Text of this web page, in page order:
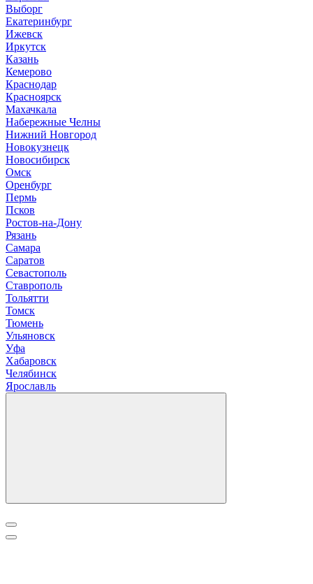
Выборг
Екатеринбург
Ижевск
Иркутск
Казань
Кемерово
Краснодар
Красноярск
Махачкала
Набережные Челны
Нижний Новгород
Новокузнецк
Новосибирск
Омск
Оренбург
Пермь
Псков
Ростов-на-Дону
Рязань
Самара
Саратов
Севастополь
Ставрополь
Тольятти
Томск
Тюмень
Ульяновск
Уфа
Хабаровск
Челябинск
Ярославль